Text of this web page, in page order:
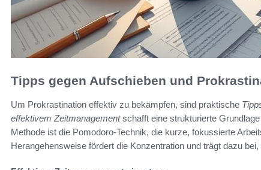
Tipps gegen Aufschieben und
Um Prokrastination effektiv zu bekämpfen, sind praktische
effektivem Zeitmanagementschafft eine strukturierte
Methode ist die Pomodoro-Technik, die kurze, fokussierte
Herangehensweise fördert die Konzentration und trägt dazu